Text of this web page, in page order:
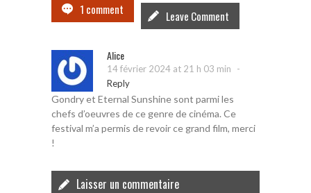
1 comment Leave Comment
Alice
14 février 2024 at 21 h 03 min -
Reply
Gondry et Eternal Sunshine sont parmi les
chefs d’oeuvres de ce genre de cinéma. Ce
festival m’a permis de revoir ce grand film, merci
!
Laisser un commentaire